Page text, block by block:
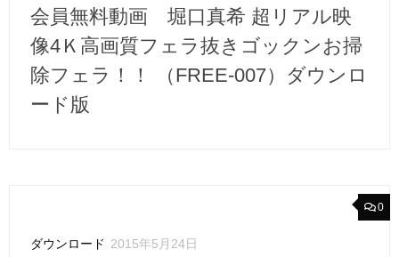
会員無料動画 堀口真希 超リアル映
像4Ｋ高画質フェラ抜きゴックンお掃
除フェラ！！ （FREE-007）ダウンロ
ード版
0
ダウンロード 2015年5月24日